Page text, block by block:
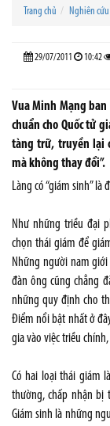
Trang chủ Nghiên cứu
29/07/2011 10:42
Vua Minh Mạng
chuẩn cho Quốc tử
tàng trữ, truyền lại
mà không thay đổi”.
Làng có “giám sinh” là
Như những triều đại
chọn thái giám để
Những người nam
đàn ông cũng chẳng
những quy định cho
Điểm nổi bật nhất ở
gia vào việc triều
Có hai loại thái giám
thường, chấp nhận bị
Giám sinh là những